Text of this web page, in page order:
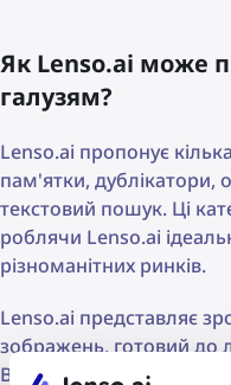
Як Lenso.ai може
галузям?
Lenso.ai пропонує
пам'ятки,
текстовий пошук. Ці
роблячи Lenso.ai
різноманітних ринків.
Lenso.ai представляє
зображень, готовий до
Використовуючи